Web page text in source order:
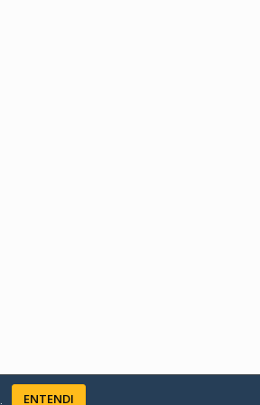
ENTENDI